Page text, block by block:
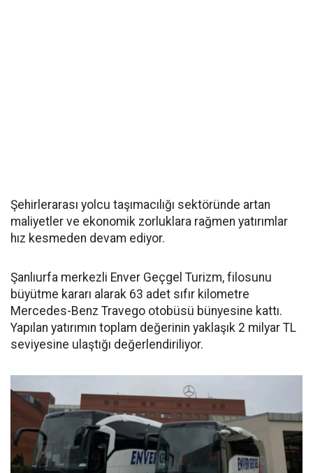
Şehirlerarası yolcu taşımacılığı sektöründe artan
maliyetler ve ekonomik zorluklara rağmen yatırımlar
hız kesmeden devam ediyor.
Şanlıurfa merkezli Enver Geçgel Turizm, filosunu
büyütme kararı alarak 63 adet sıfır kilometre
Mercedes-Benz Travego otobüsü bünyesine kattı.
Yapılan yatırımın toplam değerinin yaklaşık 2 milyar TL
seviyesine ulaştığı değerlendiriliyor.